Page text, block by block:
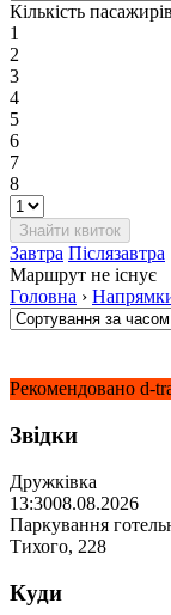
Кількість пасажирів
1
2
3
4
5
6
7
8
Завтра Післязавтра
Маршрут не існує
Головна ›
Рекомендовано d-
Звідки
Дружківка
13:3008.08.2026
Паркування
Тихого, 228
Куди